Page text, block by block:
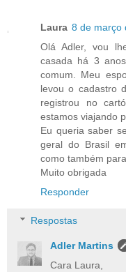
Laura 8 de março
Olá Adler, vou
casada há 3
comum. Meu
levou o cadastro
registrou no
estamos viajando
Eu queria saber
geral do Brasil
como também
Muito obrigada
Responder
Respostas
Adler Martins
Cara Laura,